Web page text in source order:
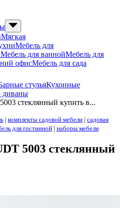
Мягкая
Мебель для
Мебель для ваннойМебель для
офисМебель для сада
стульяКухонные
диваны
стеклянный купить в...
| комплекты садовой мебели | садовая
для гостинной| наборы мебели
5003 стеклянный